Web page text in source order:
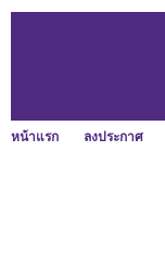
หน้าแรก ลงประกาศ